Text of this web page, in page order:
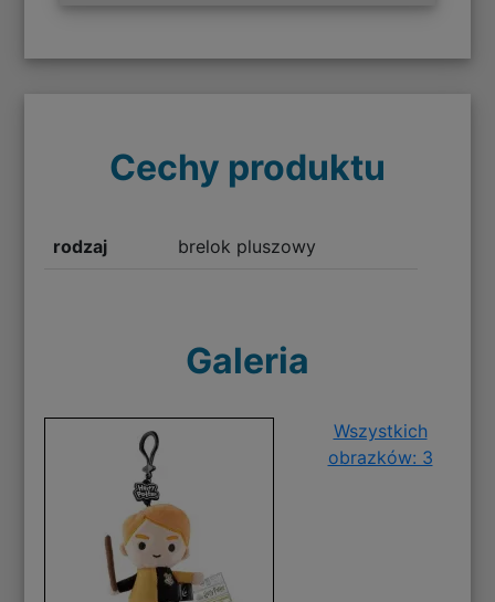
Cechy produktu
rodzaj brelok pluszowy
Galeria
Wszystkich
obrazków: 3